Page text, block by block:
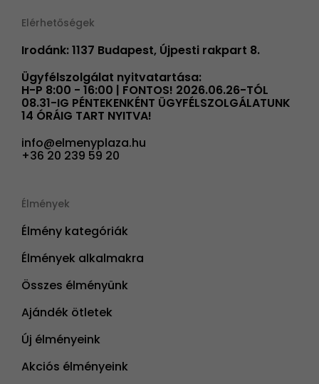
Elérhetőségek
Irodánk: 1137 Budapest, Újpesti rakpart 8.
Ügyfélszolgálat nyitvatartása:
H-P 8:00 - 16:00 | FONTOS! 2026.06.26-TÓL
08.31-IG PÉNTEKENKÉNT ÜGYFÉLSZOLGÁLATUNK
14 ÓRÁIG TART NYITVA!
info@elmenyplaza.hu
+36 20 239 59 20
Élmények
Élmény kategóriák
Élmények alkalmakra
Összes élményünk
Ajándék ötletek
Új élményeink
Akciós élményeink